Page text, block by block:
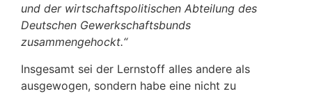
und der wirtschaftspolitischen Abteilung des
Deutschen Gewerkschaftsbunds
zusammengehockt.“
Insgesamt sei der Lernstoff alles andere als
ausgewogen, sondern habe eine nicht zu